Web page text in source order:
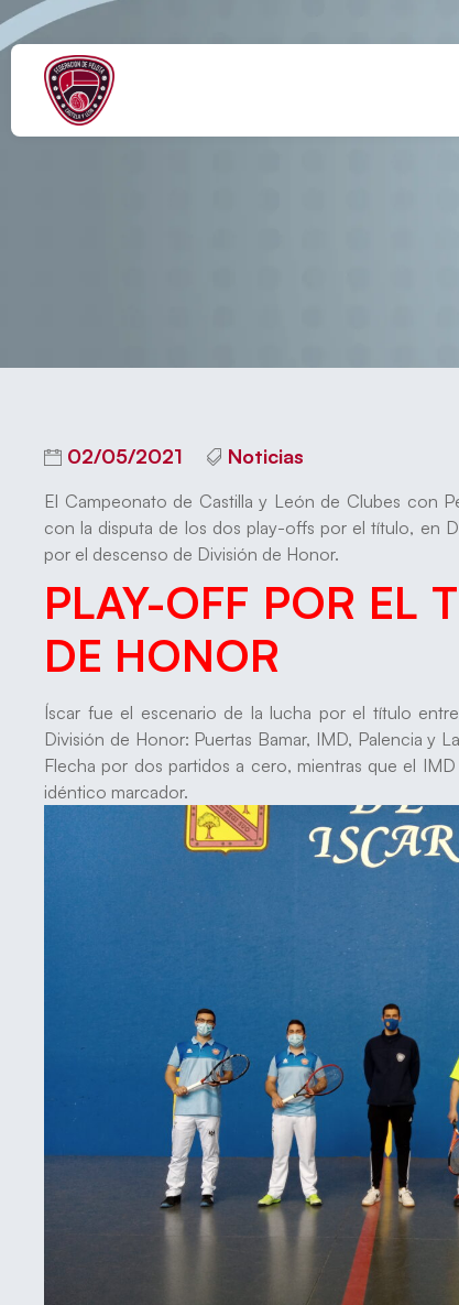
IMD SEGOVIA
02/05/2021 Noticias
El Campeonato de Castilla y León de Clubes con
con la disputa de los dos play-offs por el título, en
por el descenso de División de Honor.
PLAY-OFF POR EL
DE HONOR
Íscar fue el escenario de la lucha por el título
División de Honor: Puertas Bamar, IMD, Palencia y
Flecha por dos partidos a cero, mientras que el
idéntico marcador.